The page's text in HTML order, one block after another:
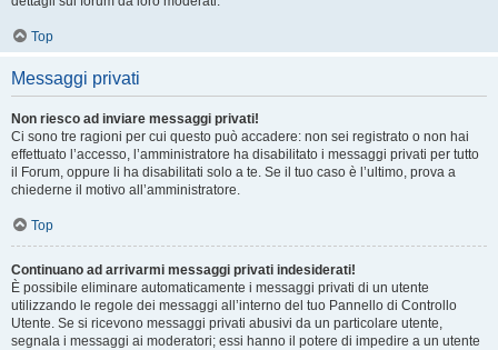
Top
Messaggi privati
Non riesco ad inviare messaggi privati!
Ci sono tre ragioni per cui questo può accadere: non sei registrato o non hai
effettuato l’accesso, l’amministratore ha disabilitato i messaggi privati per tutto
il Forum, oppure li ha disabilitati solo a te. Se il tuo caso è l’ultimo, prova a
chiederne il motivo all’amministratore.
Top
Continuano ad arrivarmi messaggi privati indesiderati!
È possibile eliminare automaticamente i messaggi privati ​​di un utente
utilizzando le regole dei messaggi all’interno del tuo Pannello di Controllo
Utente. Se si ricevono messaggi privati ​​abusivi da un particolare utente,
segnala i messaggi ai moderatori; essi hanno il potere di impedire a un utente